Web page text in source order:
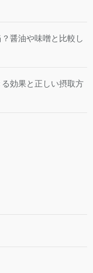
醤油や味噌と比較し
効果と正しい摂取方